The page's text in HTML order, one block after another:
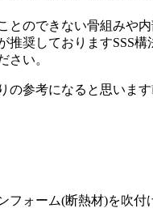
とのできない骨組みや
推奨しておりますSSS構
さい。
参考になると思います
フォーム(断熱材)を吹付